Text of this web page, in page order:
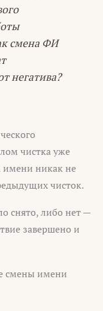
смена ФИ
негатива?
чистка уже
никак не
чисток.
снято, либо нет —
завершено и
смены имени